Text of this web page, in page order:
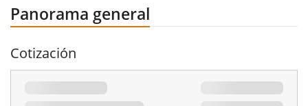
Panorama general
Cotización